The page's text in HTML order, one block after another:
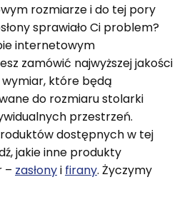
rozmiarze i do tej pory
sprawiało Ci problem?
internetowym
zamówić najwyższej jakości
które będą
do rozmiaru stolarki
przestrzeń.
dostępnych w tej
jakie inne produkty
– zasłonyi firany. Życzymy